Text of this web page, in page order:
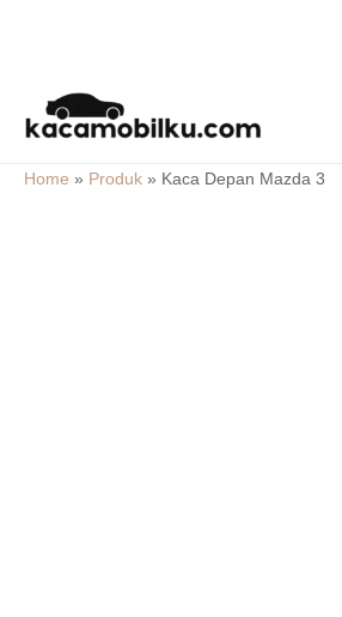
content
Home » Produk » Kaca Depan Mazda 3